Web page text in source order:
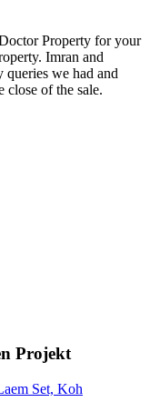
Property for your
Imran and
we had and
close of the sale.
Projekt